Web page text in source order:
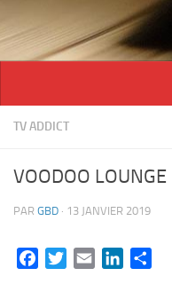
TV ADDICT
VOODOO LOUNGE
PAR GBD · 13 JANVIER 2019
FacebookTwitterEmail LinkedIn